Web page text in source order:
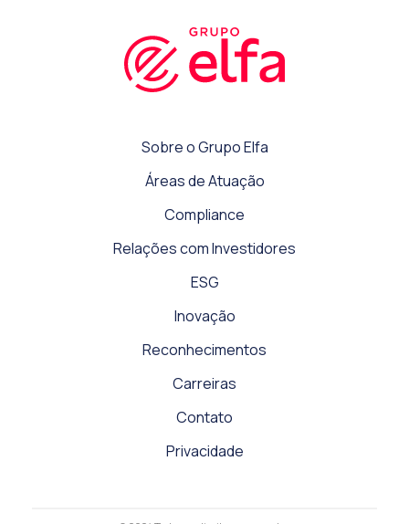
Sobre o Grupo Elfa
Áreas de Atuação
Compliance
Relações com Investidores
ESG
Inovação
Reconhecimentos
Carreiras
Contato
Privacidade